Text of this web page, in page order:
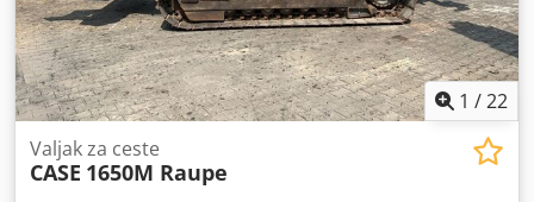
1 /22
Valjak za ceste
CASE 1650M Raupe